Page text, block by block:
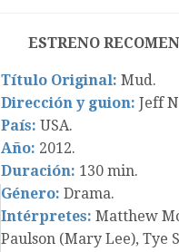
ESTRENO
Título Original: Mud.
Dirección y guion: Jeff
País: USA.
Año: 2012.
Duración: 130 min.
Género: Drama.
Intérpretes: Matthew
Paulson (Mary Lee), Tye